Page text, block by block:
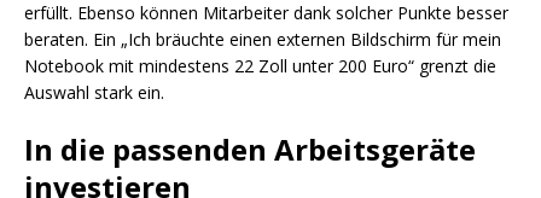
erfüllt. Ebenso können Mitarbeiter dank solcher Punkte besser
beraten. Ein „Ich bräuchte einen externen Bildschirm für mein
Notebook mit mindestens 22 Zoll unter 200 Euro“ grenzt die
Auswahl stark ein.
In die passenden Arbeitsgeräte
investieren